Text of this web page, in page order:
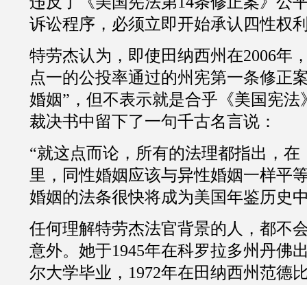
诉讼程序，必须立即开始承认四性权
特劳杰认为，即使田纳西州在2006年
点一的公投率通过的州宪第一条修正
婚姻”，但不表示就是合乎《美国宪法
裁决书中留下了一句千古名言说：
“就这点而论，所有的法理都指出，
里，同性婚姻应该与异性婚姻一样平
婚姻的法条很快将成为美国年鉴历史
任何理解特劳杰法官背景的人，都不
意外。她于1945年在科罗拉多州丹佛
尔大学毕业， 1972年在田纳西州范德